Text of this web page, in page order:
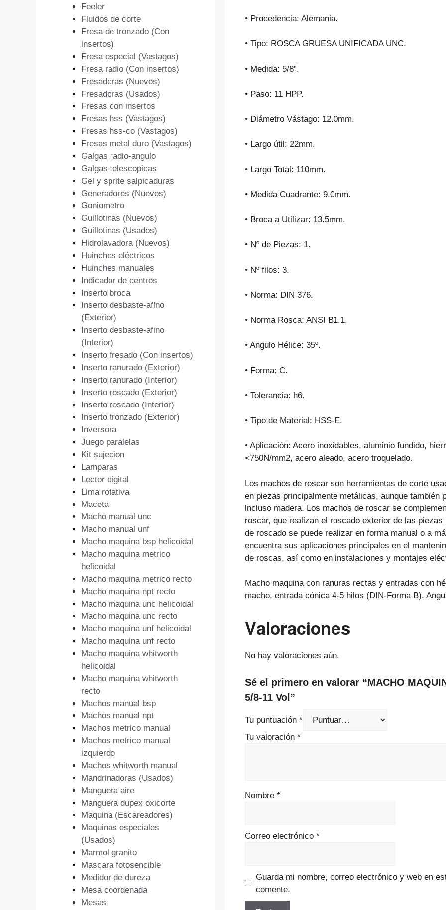
• Procedencia: Alemania.
• Tipo: ROSCA GRUESA UNIFICADA UNC.
• Medida: 5/8”.
• Paso: 11 HPP.
• Diámetro Vástago: 12.0mm.
• Largo útil: 22mm.
• Largo Total: 110mm.
• Medida Cuadrante: 9.0mm.
• Broca a Utilizar: 13.5mm.
• Nº de Piezas: 1.
• Nº filos: 3.
• Norma: DIN 376.
• Norma Rosca: ANSI B1.1.
• Angulo Hélice: 35º.
• Forma: C.
• Tolerancia: h6.
• Tipo de Material: HSS-E.
• Aplicación: Acero inoxidables, aluminio fundido,
<750N/mm2, acero aleado, acero troquelado.
Los machos de roscar son herramientas de corte
en piezas principalmente metálicas, aunque también
incluso madera. Los machos de roscar se
roscar, que realizan el roscado exterior de las
de roscado se puede realizar en forma manual o a
encuentra sus aplicaciones principales en el
de roscas, así como en instalaciones y montajes
Macho maquina con ranuras rectas y entradas con
macho, entrada cónica 4-5 hilos (DIN-Forma B).
Valoraciones
No hay valoraciones aún.
Sé el primero en valorar “MACHO
5/8-11 Vol”
Tu puntuación *
Tu valoración *
Nombre *
Correo electrónico *
Guarda mi nombre, correo electrónico y web en
comente.
Feeler
Fluidos de corte
Fresa de tronzado (Con
insertos)
Fresa especial (Vastagos)
Fresa radio (Con insertos)
Fresadoras (Nuevos)
Fresadoras (Usados)
Fresas con insertos
Fresas hss (Vastagos)
Fresas hss-co (Vastagos)
Fresas metal duro (Vastagos)
Galgas radio-angulo
Galgas telescopicas
Gel y sprite salpicaduras
Generadores (Nuevos)
Goniometro
Guillotinas (Nuevos)
Guillotinas (Usados)
Hidrolavadora (Nuevos)
Huinches eléctricos
Huinches manuales
Indicador de centros
Inserto broca
Inserto desbaste-afino
(Exterior)
Inserto desbaste-afino
(Interior)
Inserto fresado (Con insertos)
Inserto ranurado (Exterior)
Inserto ranurado (Interior)
Inserto roscado (Exterior)
Inserto roscado (Interior)
Inserto tronzado (Exterior)
Inversora
Juego paralelas
Kit sujecion
Lamparas
Lector digital
Lima rotativa
Maceta
Macho manual unc
Macho manual unf
Macho maquina bsp helicoidal
Macho maquina metrico
helicoidal
Macho maquina metrico recto
Macho maquina npt recto
Macho maquina unc helicoidal
Macho maquina unc recto
Macho maquina unf helicoidal
Macho maquina unf recto
Macho maquina whitworth
helicoidal
Macho maquina whitworth
recto
Machos manual bsp
Machos manual npt
Machos metrico manual
Machos metrico manual
izquierdo
Machos whitworth manual
Mandrinadoras (Usados)
Manguera aire
Manguera dupex oxicorte
Maquina (Escareadores)
Maquinas especiales
(Usados)
Marmol granito
Mascara fotosencible
Medidor de dureza
Mesa coordenada
Mesas